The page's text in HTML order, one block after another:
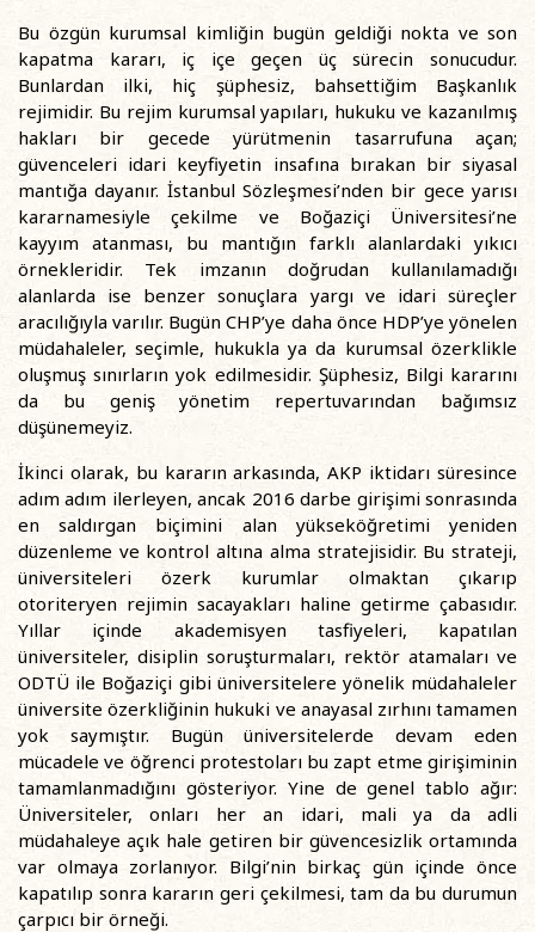
Bu özgün kurumsal kimliğin bugün geldiği nokta ve son
kapatma kararı, iç içe geçen üç sürecin sonucudur.
Bunlardan ilki, hiç şüphesiz, bahsettiğim Başkanlık
rejimidir. Bu rejim kurumsal yapıları, hukuku ve kazanılmış
hakları bir gecede yürütmenin tasarrufuna açan;
güvenceleri idari keyfiyetin insafına bırakan bir siyasal
mantığa dayanır. İstanbul Sözleşmesi’nden bir gece yarısı
kararnamesiyle çekilme ve Boğaziçi Üniversitesi’ne
kayyım atanması, bu mantığın farklı alanlardaki yıkıcı
örnekleridir. Tek imzanın doğrudan kullanılamadığı
alanlarda ise benzer sonuçlara yargı ve idari süreçler
aracılığıyla varılır. Bugün CHP’ye daha önce HDP’ye yönelen
müdahaleler, seçimle, hukukla ya da kurumsal özerklikle
oluşmuş sınırların yok edilmesidir. Şüphesiz, Bilgi kararını
da bu geniş yönetim repertuvarından bağımsız
düşünemeyiz.
İkinci olarak, bu kararın arkasında, AKP iktidarı süresince
adım adım ilerleyen, ancak 2016 darbe girişimi sonrasında
en saldırgan biçimini alan yükseköğretimi yeniden
düzenleme ve kontrol altına alma stratejisidir. Bu strateji,
üniversiteleri özerk kurumlar olmaktan çıkarıp
otoriteryen rejimin sacayakları haline getirme çabasıdır.
Yıllar içinde akademisyen tasfiyeleri, kapatılan
üniversiteler, disiplin soruşturmaları, rektör atamaları ve
ODTÜ ile Boğaziçi gibi üniversitelere yönelik müdahaleler
üniversite özerkliğinin hukuki ve anayasal zırhını tamamen
yok saymıştır. Bugün üniversitelerde devam eden
mücadele ve öğrenci protestoları bu zapt etme girişiminin
tamamlanmadığını gösteriyor. Yine de genel tablo ağır:
Üniversiteler, onları her an idari, mali ya da adli
müdahaleye açık hale getiren bir güvencesizlik ortamında
var olmaya zorlanıyor. Bilgi’nin birkaç gün içinde önce
kapatılıp sonra kararın geri çekilmesi, tam da bu durumun
çarpıcı bir örneği.